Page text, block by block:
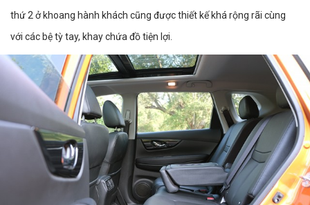
thứ 2 ở khoang hành khách cũng được thiết kế khá rộng rãi cùng
với các bệ tỳ tay, khay chứa đồ tiện lợi.